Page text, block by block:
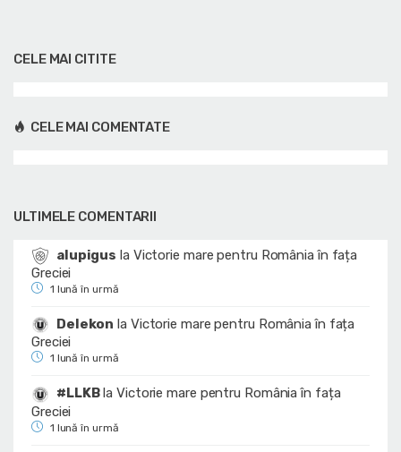
CELE MAI CITITE
CELE MAI COMENTATE
ULTIMELE COMENTARII
alupigus la Victorie mare pentru România în fața
Greciei
1 lună în urmă
Delekon la Victorie mare pentru România în fața
Greciei
1 lună în urmă
#LLKBlaVictorie mare pentru România în fața
Greciei
1 lună în urmă